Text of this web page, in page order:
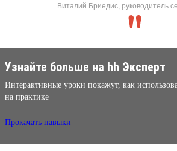
Виталий Бриедис, руководитель
Узнайте больше на hh Эксперт
Интерактивные уроки покажут, как
на практике
Прокачать навыки